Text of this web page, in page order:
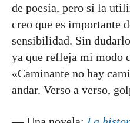
de poesía, pero sí la
creo que es importante
sensibilidad. Sin dudarlo
ya que refleja mi modo
«Caminante no hay
andar. Verso a verso,